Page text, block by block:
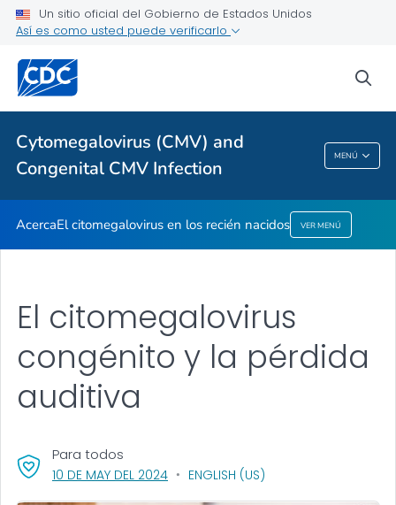
Un sitio oficial del Gobierno de Estados Unidos
Así es como usted puede verificarlo
Cytomegalovirus (CMV) and
Congenital CMV Infection
MENÚ
Cytomegalovirus (CMV) And Congenital CMV
Infection
AcercaEl citomegalovirus en los recién nacidos VER MENÚ
El citomegalovirus
congénito y la pérdida
auditiva
10 DE MAY DEL 2024, VISIT LINK FOR DETAILS.
ENGLISH (US)
Para todos